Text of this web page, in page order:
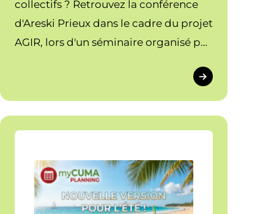
collectifs ? Retrouvez la conférence
d'Areski Prieux dans le cadre du projet
AGIR, lors d'un séminaire organisé par
d'Occitanie et de Nouvelle-Aquitaine.